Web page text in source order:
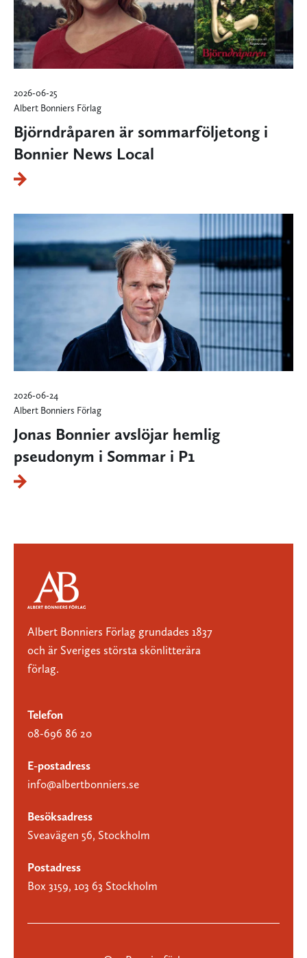
2026-06-25
Albert Bonniers Förlag
Björndråparen är sommarföljetong i
Bonnier News Local
2026-06-24
Albert Bonniers Förlag
Jonas Bonnier avslöjar hemlig
pseudonym i Sommar i P1
Albert Bonniers Förlag grundades 1837
och är Sveriges största skönlitterära
förlag.
Telefon
08-696 86 20
E-postadress
info@albertbonniers.se
Besöksadress
Sveavägen 56, Stockholm
Postadress
Box 3159, 103 63 Stockholm